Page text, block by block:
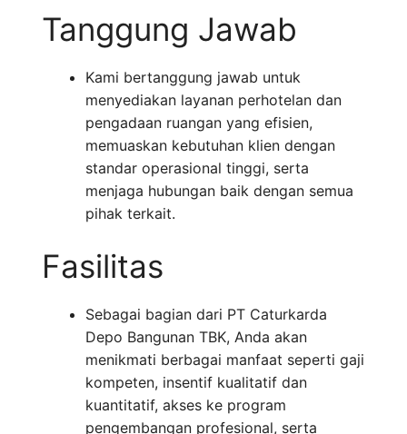
Tanggung Jawab
Kami bertanggung jawab untuk
menyediakan layanan perhotelan dan
pengadaan ruangan yang efisien,
memuaskan kebutuhan klien dengan
standar operasional tinggi, serta
menjaga hubungan baik dengan semua
pihak terkait.
Fasilitas
Sebagai bagian dari PT Caturkarda
Depo Bangunan TBK, Anda akan
menikmati berbagai manfaat seperti gaji
kompeten, insentif kualitatif dan
kuantitatif, akses ke program
pengembangan profesional, serta